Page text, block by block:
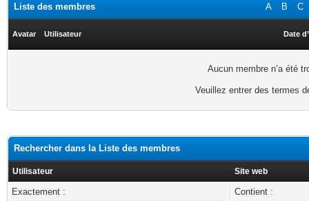
A B C
Liste des membres
Avatar Utilisateur Date
Aucun membre n’a été
Veuillez entrer des termes
Rechercher dans la Liste des membres
Utilisateur Site web
Exactement :
Contient :